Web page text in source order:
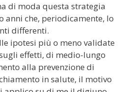
di moda questa strategia
anni che, periodicamente, lo
differenti.
ipotesi più o meno validate
effetti, di medio-lungo
alla prevenzione di
in salute, il motivo